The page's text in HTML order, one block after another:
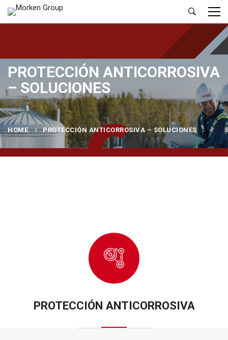
PROTECCIÓN ANTICORROSIVA
– SOLUCIONES
HOME PROTECCIÓN ANTICORROSIVA – SOLUCIONES
PROTECCIÓN ANTICORROSIVA